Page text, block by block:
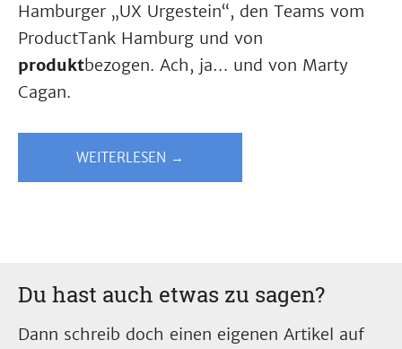
Hamburger „UX Urgestein“, den Teams vom
ProductTank Hamburg und von
produktbezogen. Ach, ja… und von Marty
Cagan.
WEITERLESEN →
Du hast auch etwas zu sagen?
Dann schreib doch einen eigenen Artikel auf